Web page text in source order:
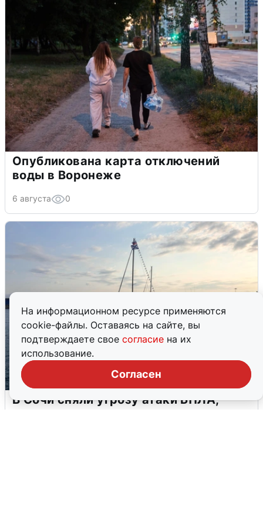
На информационном ресурсе применяются
cookie-файлы. Оставаясь на сайте, вы
подтверждаете свое согласие на их
использование.
Согласен
Опубликована карта отключений
воды в Воронеже
6 августа 0
В Сочи сняли угрозу атаки БПЛА,